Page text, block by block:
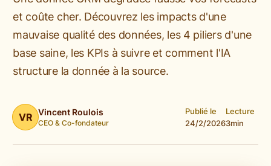
et coûte cher. Découvrez les impacts d'une
mauvaise qualité des données, les 4 piliers d'une
base saine, les KPIs à suivre et comment l'IA
structure la donnée à la source.
VR Vincent Roulois
CEO & Co-fondateur
Publié le
24/2/2026
Lecture
3min